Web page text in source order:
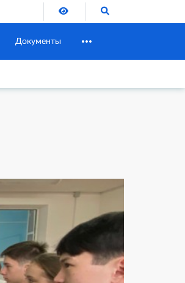
Версия для слабовидящих
Документы